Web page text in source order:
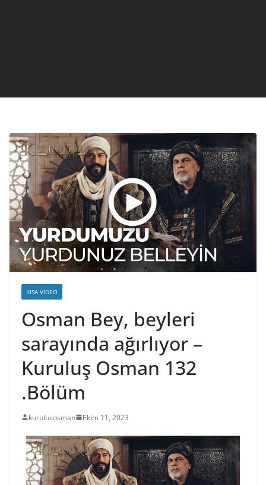
KISA VIDEO
Osman Bey, beyleri
sarayında ağırlıyor –
Kuruluş Osman 132
.Bölüm
kurulusosman Ekim 11, 2023